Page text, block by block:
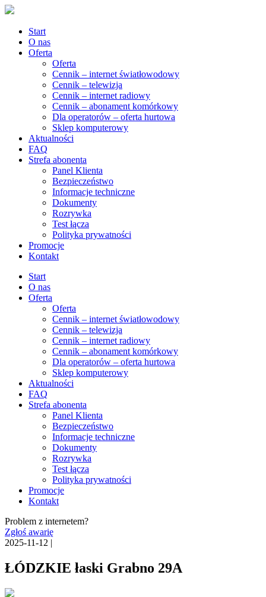
Start
O nas
Oferta
Oferta
Cennik – internet światłowodowy
Cennik – telewizja
Cennik – internet radiowy
Cennik – abonament komórkowy
Dla operatorów – oferta hurtowa
Sklep komputerowy
Aktualności
FAQ
Strefa abonenta
Panel Klienta
Bezpieczeństwo
Informacje techniczne
Dokumenty
Rozrywka
Test łącza
Polityka prywatności
Promocje
Kontakt
Start
O nas
Oferta
Oferta
Cennik – internet światłowodowy
Cennik – telewizja
Cennik – internet radiowy
Cennik – abonament komórkowy
Dla operatorów – oferta hurtowa
Sklep komputerowy
Aktualności
FAQ
Strefa abonenta
Panel Klienta
Bezpieczeństwo
Informacje techniczne
Dokumenty
Rozrywka
Test łącza
Polityka prywatności
Promocje
Kontakt
Problem z internetem?
Zgłoś awarię
2025-11-12 |
ŁÓDZKIE łaski Grabno 29A